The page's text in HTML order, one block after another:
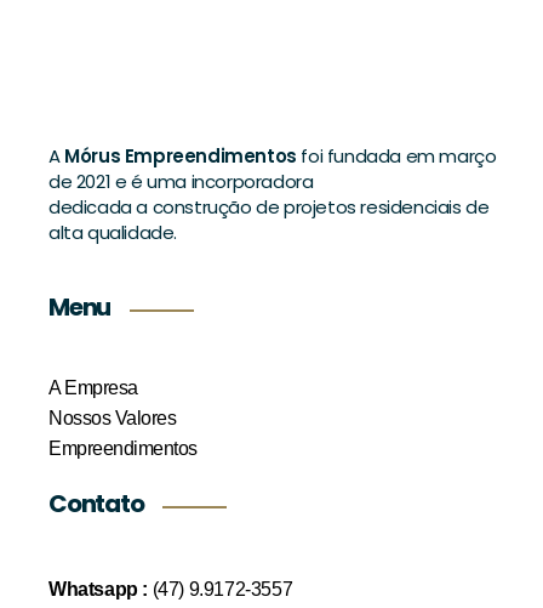
AMórus Empreendimentos foi fundada em março
de 2021 e é uma incorporadora
dedicada a construção de projetos residenciais de
alta qualidade.
Menu
A Empresa
Nossos Valores
Empreendimentos
Contato
Whatsapp : (47) 9.9172-3557